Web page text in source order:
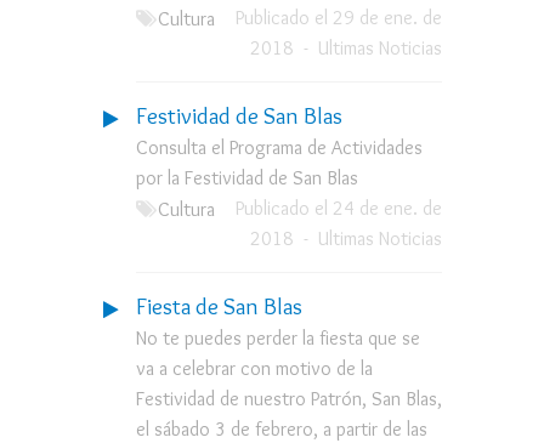
Cultura
Publicado el 29 de ene. de
2018 - Ultimas Noticias
Festividad de San Blas
Consulta el Programa de Actividades
por la Festividad de San Blas
Cultura
Publicado el 24 de ene. de
2018 - Ultimas Noticias
Fiesta de San Blas
No te puedes perder la fiesta que se
va a celebrar con motivo de la
Festividad de nuestro Patrón, San Blas,
el sábado 3 de febrero, a partir de las